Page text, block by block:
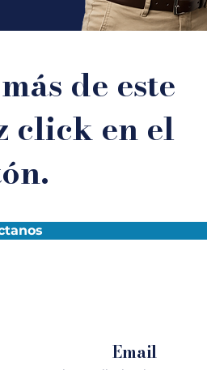
s de este
click en el
Email